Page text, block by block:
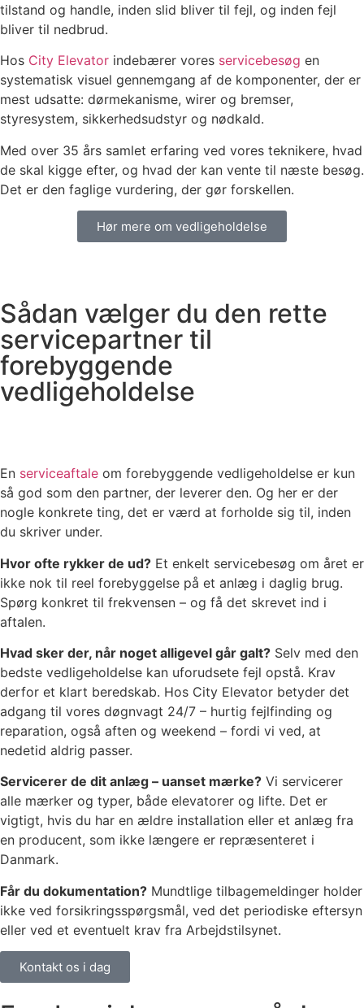
tilstand og handle, inden slid bliver til fejl, og inden fejl
bliver til nedbrud.
Hos City Elevator indebærer vores servicebesøg en
systematisk visuel gennemgang af de komponenter, der er
mest udsatte: dørmekanisme, wirer og bremser,
styresystem, sikkerhedsudstyr og nødkald.
Med over 35 års samlet erfaring ved vores teknikere, hvad
de skal kigge efter, og hvad der kan vente til næste besøg.
Det er den faglige vurdering, der gør forskellen.
Hør mere om vedligeholdelse
Sådan vælger du den rette
servicepartner til
forebyggende
vedligeholdelse
En serviceaftale om forebyggende vedligeholdelse er kun
så god som den partner, der leverer den. Og her er der
nogle konkrete ting, det er værd at forholde sig til, inden
du skriver under.
Hvor ofte rykker de ud? Et enkelt servicebesøg om året er
ikke nok til reel forebyggelse på et anlæg i daglig brug.
Spørg konkret til frekvensen – og få det skrevet ind i
aftalen.
Hvad sker der, når noget alligevel går galt? Selv med den
bedste vedligeholdelse kan uforudsete fejl opstå. Krav
derfor et klart beredskab. Hos City Elevator betyder det
adgang til vores døgnvagt 24/7 – hurtig fejlfinding og
reparation, også aften og weekend – fordi vi ved, at
nedetid aldrig passer.
Servicerer de dit anlæg – uanset mærke? Vi servicerer
alle mærker og typer, både elevatorer og lifte. Det er
vigtigt, hvis du har en ældre installation eller et anlæg fra
en producent, som ikke længere er repræsenteret i
Danmark.
Får du dokumentation? Mundtlige tilbagemeldinger holder
ikke ved forsikringsspørgsmål, ved det periodiske eftersyn
eller ved et eventuelt krav fra Arbejdstilsynet.
Kontakt os i dag